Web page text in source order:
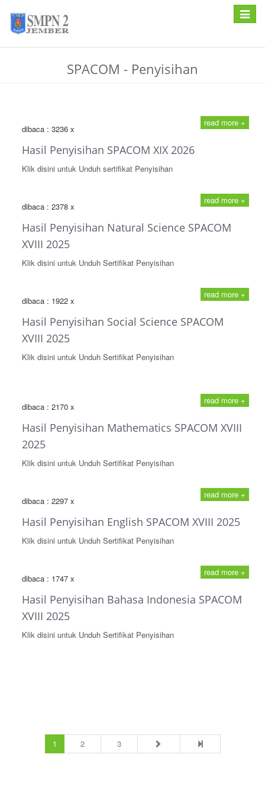
Toggle
SPACOM - Penyisihan
read more +
dibaca : 3236 x
Hasil Penyisihan SPACOM XIX 2026
Klik disini untuk Unduh sertifikat Penyisihan
read more +
dibaca : 2378 x
Hasil Penyisihan Natural Science SPACOM
XVIII 2025
Klik disini untuk Unduh Sertifikat Penyisihan
read more +
dibaca : 1922 x
Hasil Penyisihan Social Science SPACOM
XVIII 2025
Klik disini untuk Unduh Sertifikat Penyisihan
read more +
dibaca : 2170 x
Hasil Penyisihan Mathematics SPACOM XVIII
2025
Klik disini untuk Unduh Sertifikat Penyisihan
read more +
dibaca : 2297 x
Hasil Penyisihan English SPACOM XVIII 2025
Klik disini untuk Unduh Sertifikat Penyisihan
read more +
dibaca : 1747 x
Hasil Penyisihan Bahasa Indonesia SPACOM
XVIII 2025
Klik disini untuk Unduh Sertifikat Penyisihan
1 (current)
2 3